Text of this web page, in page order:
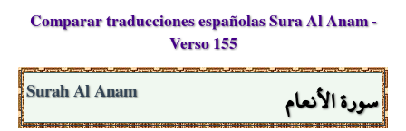
Comparar traducciones españolas Sura Al Anam -
Verso 155
سورة الأنعام Surah Al Anam